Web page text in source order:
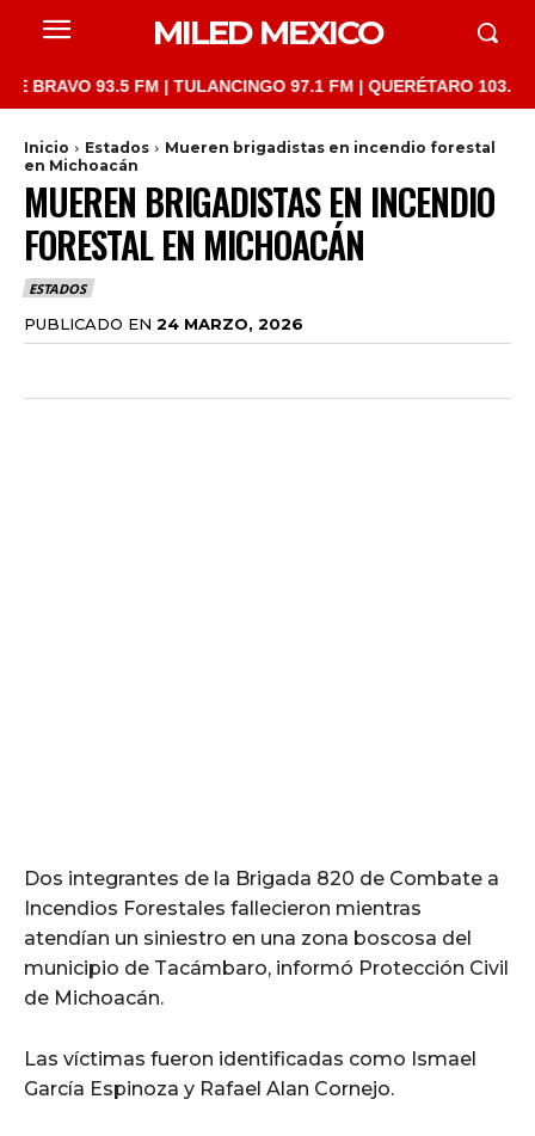
MILED MEXICO
93.5 FM | TULANCINGO 97.1 FM | QUERÉTARO 103.1 FM
Inicio Estados
Mueren brigadistas en incendio forestal
en Michoacán
MUEREN BRIGADISTAS EN INCENDIO
FORESTAL EN MICHOACÁN
ESTADOS
PUBLICADO EN 24 MARZO, 2026
Dos integrantes de la Brigada 820 de Combate a
Incendios Forestales fallecieron mientras
atendían un siniestro en una zona boscosa del
municipio de Tacámbaro, informó Protección Civil
de Michoacán.
Las víctimas fueron identificadas como Ismael
García Espinoza y Rafael Alan Cornejo.